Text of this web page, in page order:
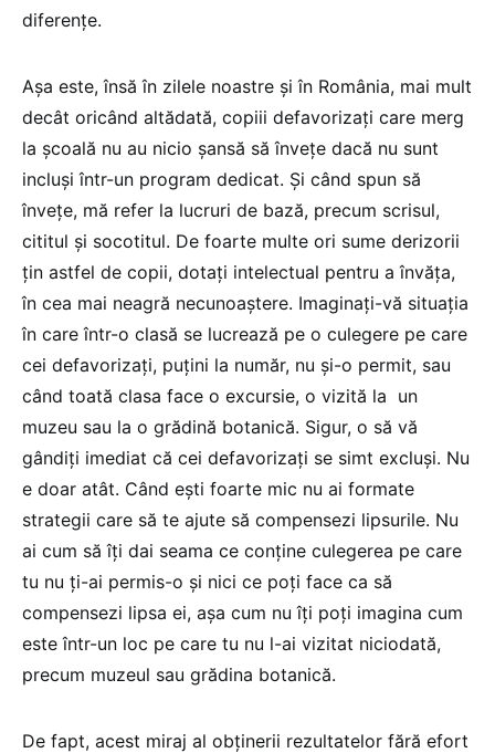
diferenţe.
Aşa este, însă în zilele noastre şi în România, mai mult
decât oricând altădată, copiii defavorizaţi care merg
la şcoală nu au nicio şansă să înveţe dacă nu sunt
incluşi într-un program dedicat. Şi când spun să
înveţe, mă refer la lucruri de bază, precum scrisul,
cititul şi socotitul. De foarte multe ori sume derizorii
ţin astfel de copii, dotaţi intelectual pentru a învăţa,
în cea mai neagră necunoaştere. Imaginaţi-vă situaţia
în care într-o clasă se lucrează pe o culegere pe care
cei defavorizaţi, puţini la număr, nu şi-o permit, sau
când toată clasa face o excursie, o vizită la un
muzeu sau la o grădină botanică. Sigur, o să vă
gândiţi imediat că cei defavorizaţi se simt excluşi. Nu
e doar atât. Când eşti foarte mic nu ai formate
strategii care să te ajute să compensezi lipsurile. Nu
ai cum să îţi dai seama ce conţine culegerea pe care
tu nu ţi-ai permis-o şi nici ce poţi face ca să
compensezi lipsa ei, aşa cum nu îţi poţi imagina cum
este într-un loc pe care tu nu l-ai vizitat niciodată,
precum muzeul sau grădina botanică.
De fapt, acest miraj al obţinerii rezultatelor fără efort